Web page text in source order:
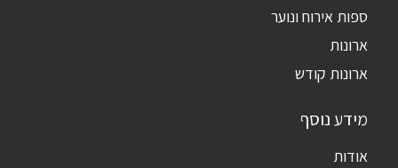
ספות אירוח ונוער
ארונות
ארונות קודש
מידע נוסף
אודות